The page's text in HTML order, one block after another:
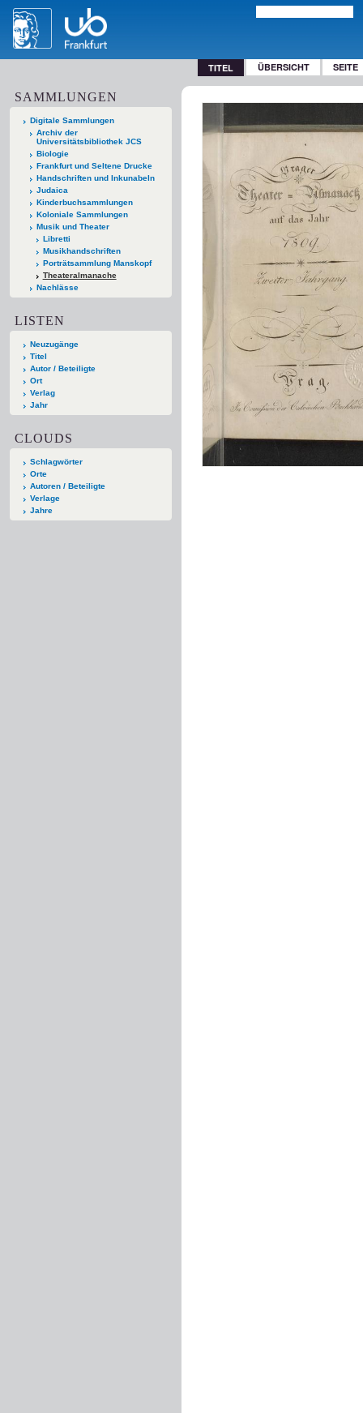
TITEL ÜBERSICHT SEITE
SAMMLUNGEN
Digitale Sammlungen
Archiv der
Universitätsbibliothek JCS
Biologie
Frankfurt und Seltene Drucke
Handschriften und Inkunabeln
Judaica
Kinderbuchsammlungen
Koloniale Sammlungen
Musik und Theater
Libretti
Musikhandschriften
Porträtsammlung Manskopf
Theateralmanache
Nachlässe
LISTEN
Neuzugänge
Titel
Autor / Beteiligte
Ort
Verlag
Jahr
CLOUDS
Schlagwörter
Orte
Autoren / Beteiligte
Verlage
Jahre